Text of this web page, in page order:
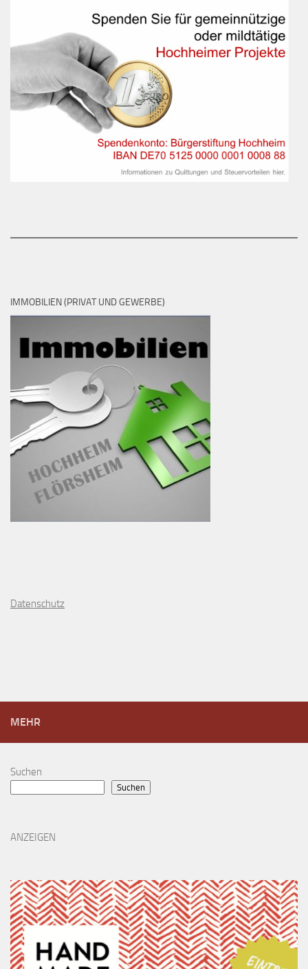
IMMOBILIEN (PRIVAT UND GEWERBE)
Datenschutz
MEHR
Suchen
Suchen
ANZEIGEN